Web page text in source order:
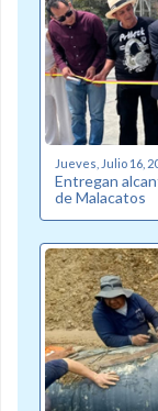
Jueves, Julio 16,
Entregan
de Malacatos